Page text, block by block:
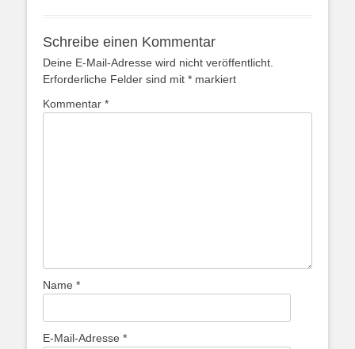
Schreibe einen Kommentar
Deine E-Mail-Adresse wird nicht veröffentlicht.
Erforderliche Felder sind mit * markiert
Kommentar *
Name *
E-Mail-Adresse *